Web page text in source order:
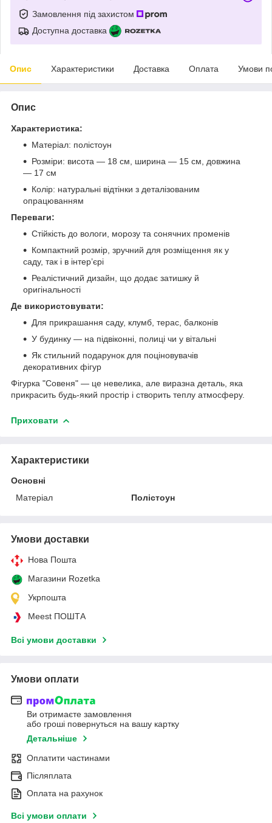
Замовлення під захистом
Доступна доставка
Опис Характеристики Доставка Оплата Умови
Опис
Характеристика:
Матеріал: полістоун
Розміри: висота — 18 см, ширина — 15 см, довжина
— 17 см
Колір: натуральні відтінки з деталізованим
опрацюванням
Переваги:
Стійкість до вологи, морозу та сонячних променів
Компактний розмір, зручний для розміщення як у
саду, так і в інтер’єрі
Реалістичний дизайн, що додає затишку й
оригінальності
Де використовувати:
Для прикрашання саду, клумб, терас, балконів
У будинку — на підвіконні, полиці чи у вітальні
Як стильний подарунок для поціновувачів
декоративних фігур
Фігурка "Совеня" — це невелика, але виразна деталь, яка
прикрасить будь-який простір і створить теплу атмосферу.
Приховати
Характеристики
Основні
Матеріал
Полістоун
Умови доставки
Нова Пошта
Магазини Rozetka
Укрпошта
Meest ПОШТА
Всі умови доставки
Умови оплати
Ви отримаєте замовлення
або гроші повернуться на вашу картку
Детальніше
Оплатити частинами
Післяплата
Оплата на рахунок
Всі умови оплати